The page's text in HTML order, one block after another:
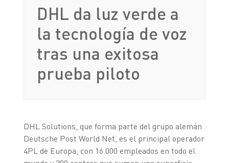
DHL da luz verde a
la tecnología de voz
tras una exitosa
prueba piloto
DHL Solutions, que forma parte del grupo alemán
Deutsche Post World Net, es el principal operador
4PL de Europa, con 16.000 empleados en todo el